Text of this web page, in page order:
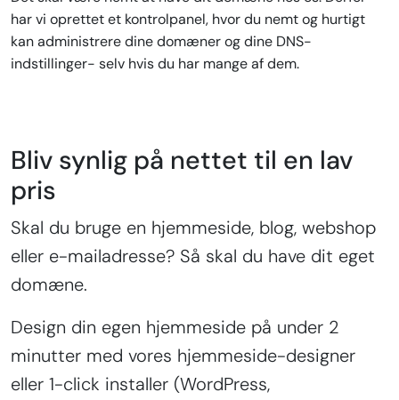
har vi oprettet et kontrolpanel, hvor du nemt og hurtigt
kan administrere dine domæner og dine DNS-
indstillinger- selv hvis du har mange af dem.
Bliv synlig på nettet til en lav
pris
Skal du bruge en hjemmeside, blog, webshop
eller e-mailadresse? Så skal du have dit eget
domæne.
Design din egen hjemmeside på under 2
minutter med vores hjemmeside-designer
eller 1-click installer (WordPress,